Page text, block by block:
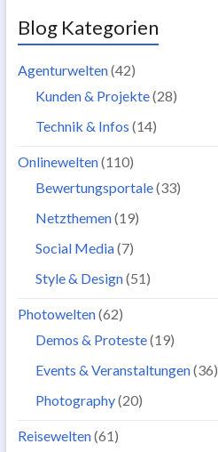
Blog Kategorien
Agenturwelten(42)
Kunden & Projekte(28)
Technik & Infos (14)
Onlinewelten(110)
Bewertungsportale(33)
Netzthemen(19)
Social Media(7)
Style & Design(51)
Photowelten(62)
Demos & Proteste(19)
Events & Veranstaltungen(36)
Photography(20)
Reisewelten(61)